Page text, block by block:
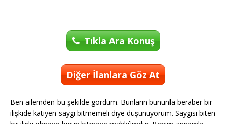
Tıkla Ara Konuş
Diğer İlanlara Göz At
Ben ailemden bu şekilde gördüm. Bunların bununla beraber bir
ilişkide katiyen saygı bitmemeli diye düşünüyorum. Saygısı biten